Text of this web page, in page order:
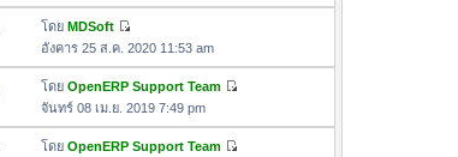
ล่
สุ
ว
ม
ล่
า
สุ
ข้
ค
ว
า
ม
ล่
โดย MDSoft
ดู
ข้
อ
ค
ว
า
อังคาร 25 ส.ค. 2020 11:53 am
โดย OpenERP Support Team
ข้
จันทร์ 08 เม.ย. 2019 7:49 pm
โดย OpenERP Support Team